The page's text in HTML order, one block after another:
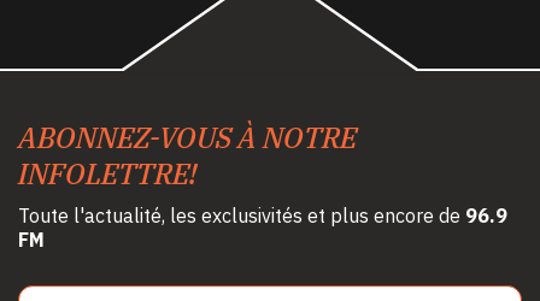
ABONNEZ-VOUS À NOTRE
INFOLETTRE!
Toute l'actualité, les exclusivités et plus encore de 96.9
FM